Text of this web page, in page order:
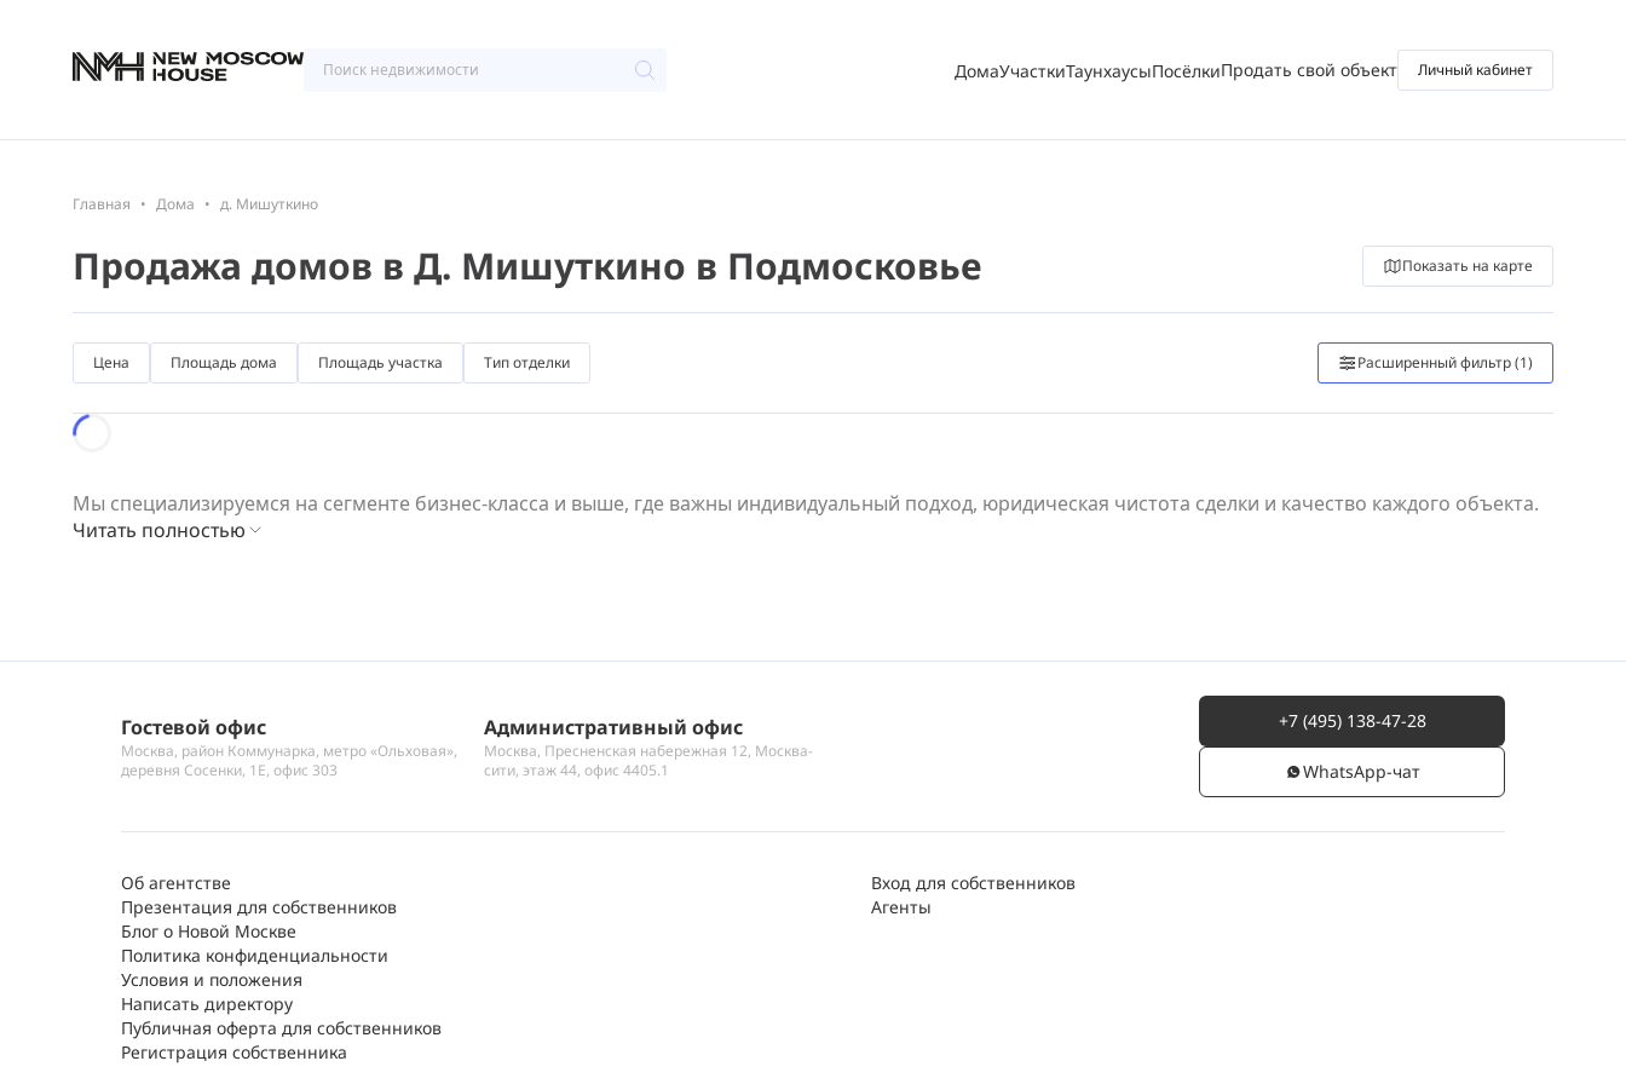
ДомаУчасткиТаунхаусыПосёлкиПродать свой объект Личный кабинет
Главная Дома д. Мишуткино
Продажа домов в Д. Мишуткино в Подмосковье Показать на карте
Цена Площадь дома Площадь участка Тип отделки Расширенный фильтр(1)
Loading...
Мы специализируемся на сегменте бизнес-класса и выше, где важны индивидуальный подход, юридическая чистота сделки и качество каждого объекта.
Читать полностью
Гостевой офис
Москва, район Коммунарка, метро «Ольховая»,
деревня Сосенки, 1Е, офис 303
Административный офис
Москва, Пресненская набережная 12, Москва-
сити, этаж 44, офис 4405.1
+7 (495) 138-47-28
WhatsАpp-чат
Об агентстве
Презентация для собственников
Блог о Новой Москве
Политика конфиденциальности
Условия и положения
Написать директору
Публичная оферта для собственников
Регистрация собственника
Вход для собственников
Агенты